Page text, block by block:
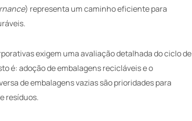
) representa um caminho eficiente para
exigem uma avaliação detalhada do ciclo de
é: adoção de embalagens recicláveis e o
de embalagens vazias são prioridades para
resíduos.